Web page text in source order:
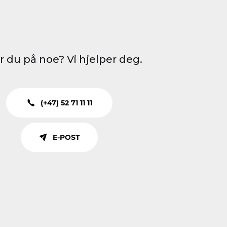
du på noe? Vi hjelper deg.
(+47) 52 71 11 11
E-POST